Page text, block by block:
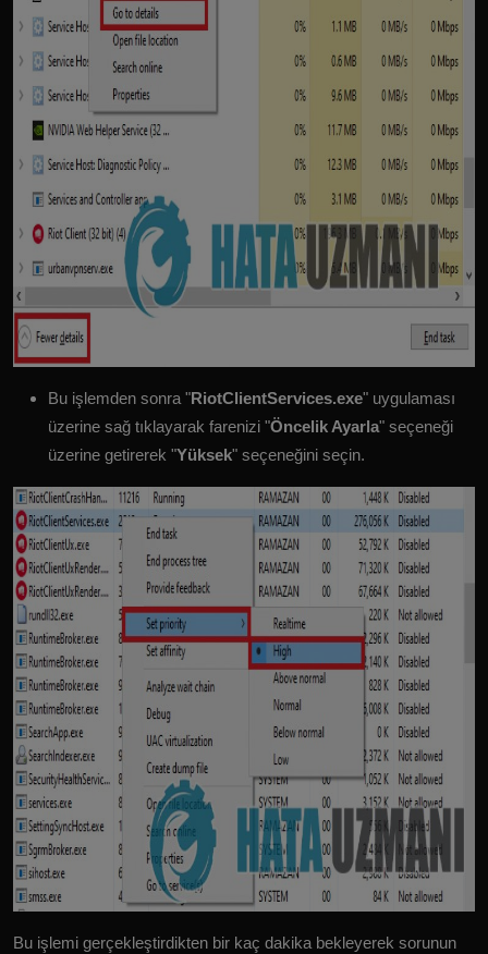
Bu işlemden sonra "RiotClientServices.exe" uygulaması
üzerine sağ tıklayarak farenizi "Öncelik Ayarla" seçeneği
üzerine getirerek "Yüksek" seçeneğini seçin.
Bu işlemi gerçekleştirdikten bir kaç dakika bekleyerek sorunun